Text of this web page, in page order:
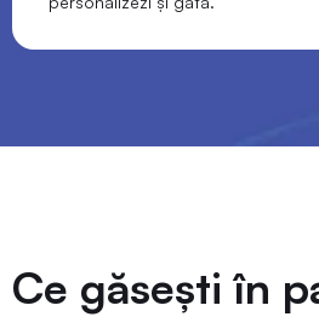
Ce găsești în